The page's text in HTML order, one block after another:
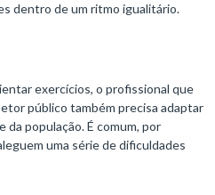
dentro de um ritmo igualitário.
exercícios, o profissional que
público também precisa adaptar
da população. É comum, por
uma série de dificuldades